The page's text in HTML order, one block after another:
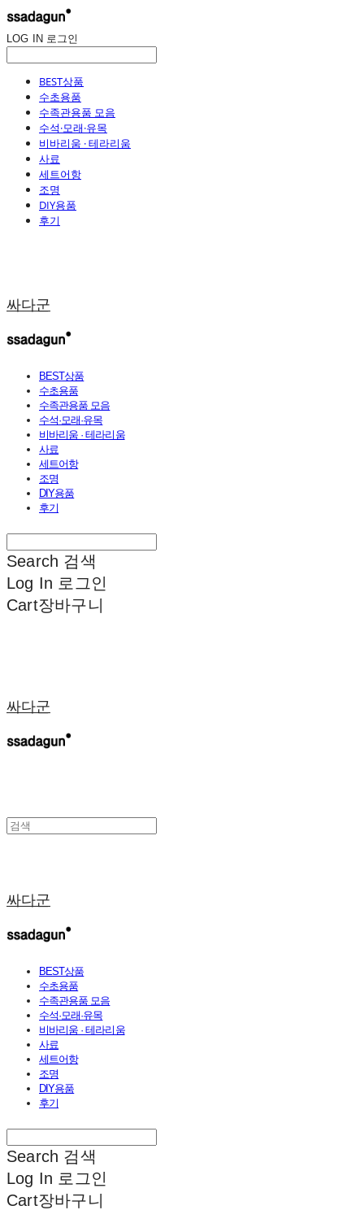
LOG IN 로그인
BEST상품
수초용품
수족관용품 모음
수석·모래·유목
비바리움 · 테라리움
사료
세트어항
조명
DIY용품
후기
싸다군
BEST상품
수초용품
수족관용품 모음
수석·모래·유목
비바리움 · 테라리움
사료
세트어항
조명
DIY용품
후기
Search 검색
Log In 로그인
Cart장바구니
싸다군
싸다군
BEST상품
수초용품
수족관용품 모음
수석·모래·유목
비바리움 · 테라리움
사료
세트어항
조명
DIY용품
후기
Search 검색
Log In 로그인
Cart장바구니